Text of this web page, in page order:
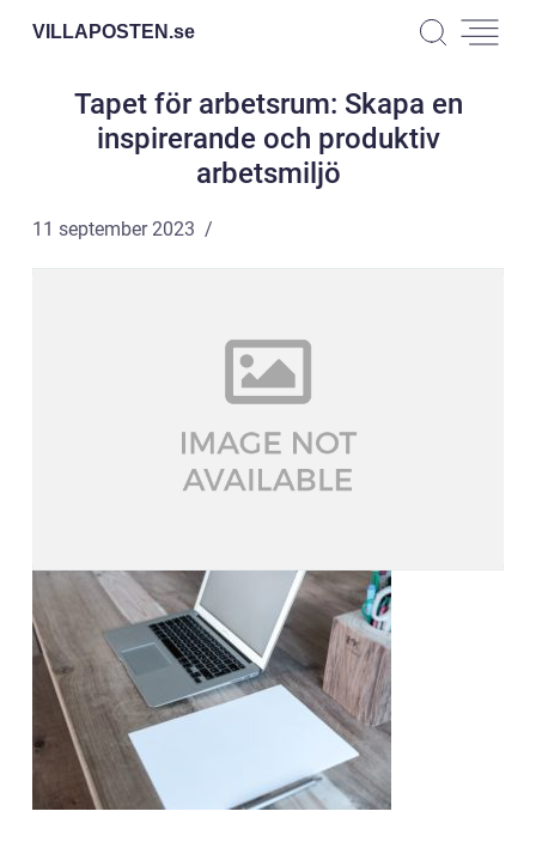
VILLAPOSTEN.se
Tapet för arbetsrum: Skapa en
inspirerande och produktiv
arbetsmiljö
11 september 2023